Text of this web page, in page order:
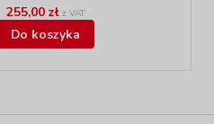
255,00 zł z VAT
Do koszyka